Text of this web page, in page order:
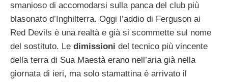
smanioso di accomodarsi sulla panca del club più
blasonato d’Inghilterra. Oggi l’addio di Ferguson ai
Red Devils è una realtà e già si scommette sul nome
del sostituto. Le dimissioni del tecnico più vincente
della terra di Sua Maestà erano nell’aria già nella
giornata di ieri, ma solo stamattina è arrivato il